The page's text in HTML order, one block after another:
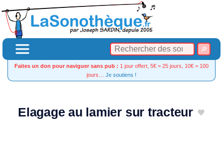
Faites un don pour naviguer sans pub : 1 jour offert, 5€ = 25 jours, 10€ = 100
jours… Je soutiens !
Elagage au lamier sur tracteur